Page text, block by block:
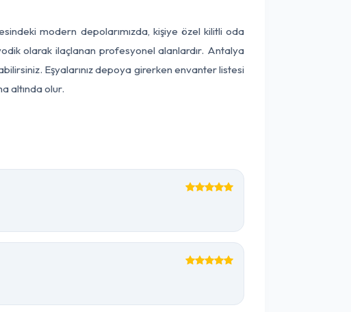
modern depolarımızda, kişiye özel kilitli oda
olarak ilaçlanan profesyonel alanlardır. Antalya
Eşyalarınız depoya girerken envanter listesi
altında olur.